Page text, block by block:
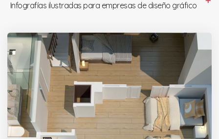
Infografías ilustradas para empresas de diseño gráfico